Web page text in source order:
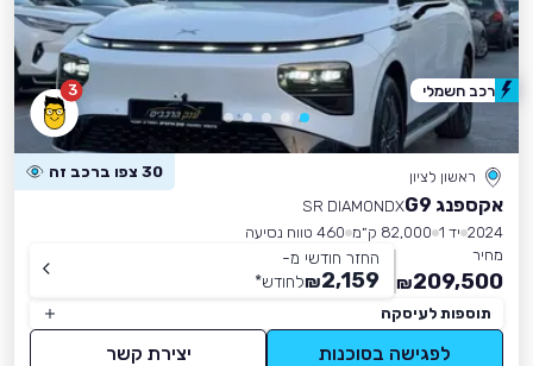
3
ראשון לציון 30 צפו ברכב זה
אקספנג G9
SR DIAMONDX
2024 יד 1 82,000 ק״מ
460 טווח נסיעה
מחיר
209,500
₪
החזר חודשי מ-
2,159
₪לחודש*
תוספות לעיסקה
לפגישה בסוכנות יצירת קשר
רכב חשמלי